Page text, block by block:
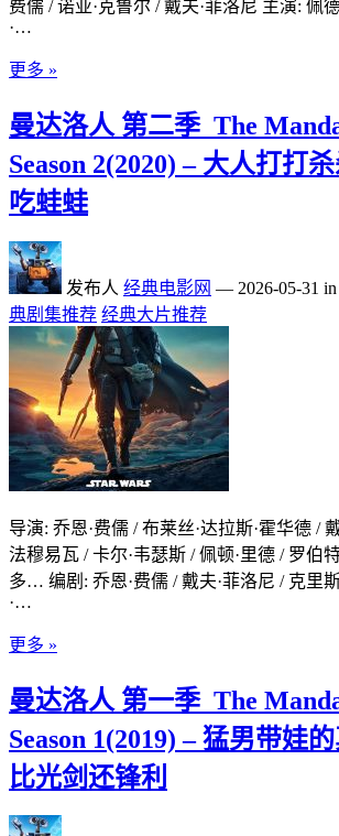
费儒 / 诺亚·克鲁尔 / 戴夫·菲洛尼 主演: 佩
·…
更多 »
曼达洛人 第二季_The
Season 2(2020) – 大人打打
吃蛙蛙
发布人 经典电影网 — 2026-05-31 in
典剧集推荐 经典大片推荐
导演: 乔恩·费儒 / 布莱丝·达拉斯·霍华德 /
法穆易瓦 / 卡尔·韦瑟斯 / 佩顿·里德 / 罗伯
多… 编剧: 乔恩·费儒 / 戴夫·菲洛尼 / 克里
·…
更多 »
曼达洛人 第一季_The
Season 1(2019) – 猛男带娃的
比光剑还锋利